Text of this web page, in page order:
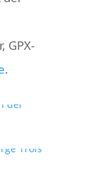
GPX-
.